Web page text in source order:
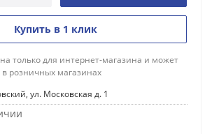
Купить в 1 клик
только для интернет-магазина и может
розничных магазинах
ул. Московская д. 1